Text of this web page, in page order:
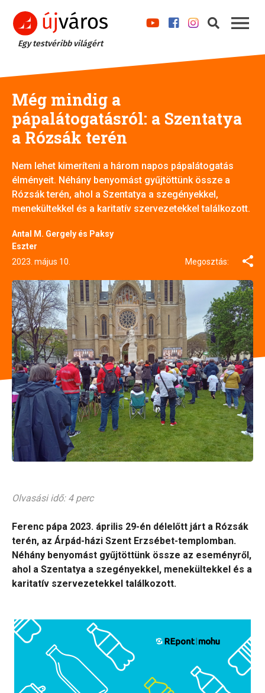
Egy testvéribb világért
Még mindig a
pápalátogatásról: a Szentatya
a Rózsák terén
Nem lehet kimeríteni a három napos pápalátogatás
élményeit. Néhány benyomást gyűjtöttünk össze a
Rózsák terén, ahol a Szentatya a szegényekkel,
menekültekkel és a karitatív szervezetekkel találkozott.
Antal M. Gergely és Paksy
Eszter
2023. május 10.
Megosztás:
Olvasási idő: 4 perc
Ferenc pápa 2023. április 29-én délelőtt járt a Rózsák
terén, az Árpád-házi Szent Erzsébet-templomban.
Néhány benyomást gyűjtöttünk össze az eseményről,
ahol a Szentatya a szegényekkel, menekültekkel és a
karitatív szervezetekkel találkozott.